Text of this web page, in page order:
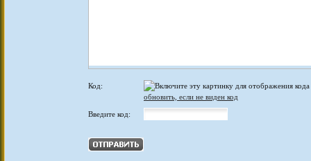
Код:
обновить, если не виден код
Введите код: